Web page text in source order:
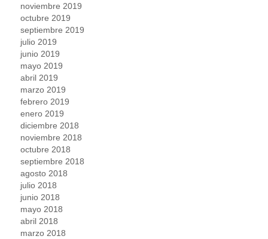
noviembre 2019
octubre 2019
septiembre 2019
julio 2019
junio 2019
mayo 2019
abril 2019
marzo 2019
febrero 2019
enero 2019
diciembre 2018
noviembre 2018
octubre 2018
septiembre 2018
agosto 2018
julio 2018
junio 2018
mayo 2018
abril 2018
marzo 2018